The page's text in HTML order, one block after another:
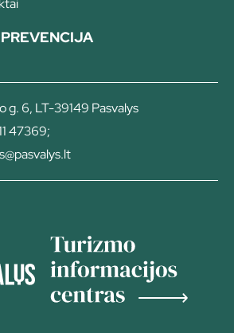
g. 6, LT-39149 Pasvalys
47369;